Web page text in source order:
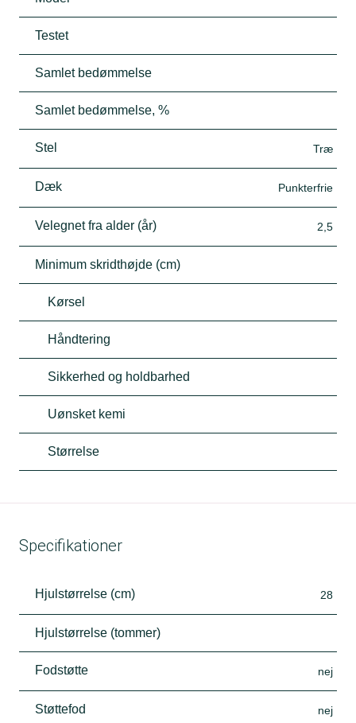
Testet
Samlet bedømmelse
Samlet bedømmelse, %
Stel Træ
Dæk Punkterfrie
Velegnet fra alder (år) 2,5
Minimum skridthøjde (cm)
Kørsel
Håndtering
Sikkerhed og holdbarhed
Uønsket kemi
Størrelse
Specifikationer
Hjulstørrelse (cm) 28
Hjulstørrelse (tommer)
Fodstøtte nej
Støttefod nej